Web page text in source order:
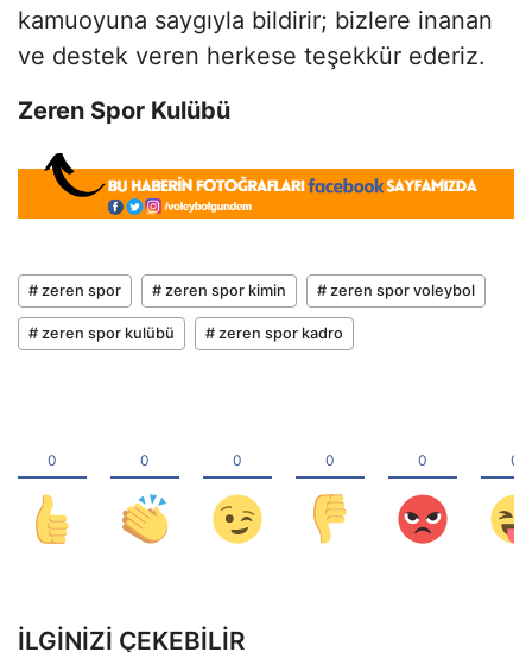
kamuoyuna saygıyla bildirir; bizlere inanan
ve destek veren herkese teşekkür ederiz.
Zeren Spor Kulübü
# zeren spor # zeren spor kimin # zeren spor voleybol
# zeren spor kulübü # zeren spor kadro
İLGINIZI ÇEKEBILIR